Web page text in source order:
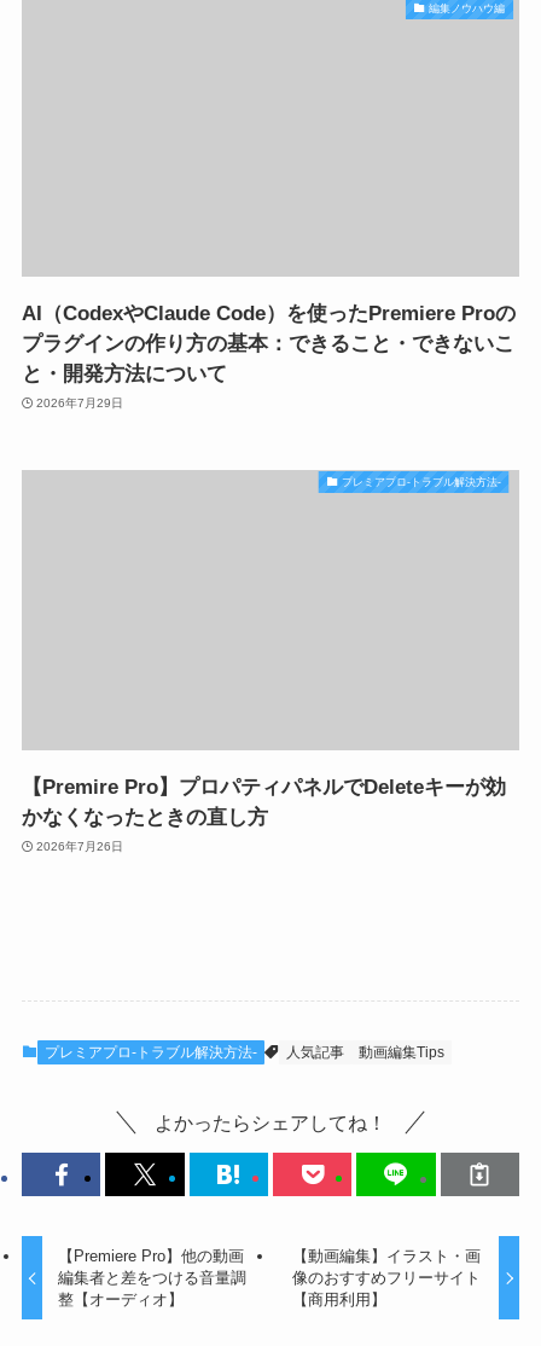
編集ノウハウ編
AI（CodexやClaude Code）を使ったPremiere Proの
プラグインの作り方の基本：できること・できないこ
と・開発方法について
2026年7月29日
プレミアプロ-トラブル解決方法-
【Premire Pro】プロパティパネルでDeleteキーが効
かなくなったときの直し方
2026年7月26日
プレミアプロ-トラブル解決方法- 人気記事 動画編集Tips
よかったらシェアしてね！
【Premiere Pro】他の動画
編集者と差をつける音量調
整【オーディオ】
【動画編集】イラスト・画
像のおすすめフリーサイト
【商用利用】